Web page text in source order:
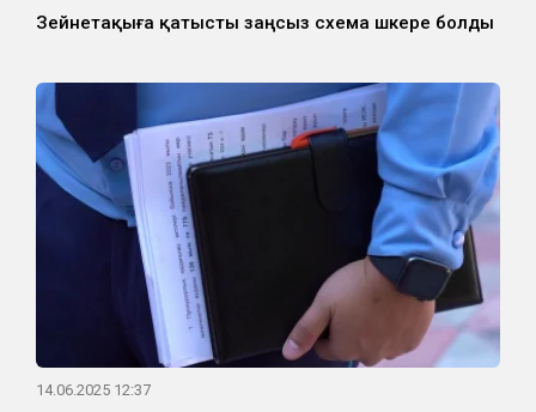
Зейнетақыға қатысты заңсыз схема әшкере болды
14.06.2025 12:37